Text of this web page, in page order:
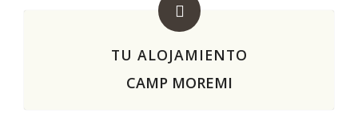
TU ALOJAMIENTO
CAMP MOREMI